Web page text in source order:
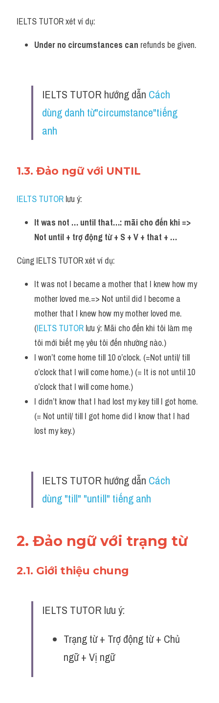
IELTS TUTOR xét ví dụ:
Under no circumstances can refunds be given.
IELTS TUTOR hướng dẫn Cách
dùng danh từ"circumstance"tiếng
anh
1.3. Đảo ngữ với UNTIL
IELTS TUTOR lưu ý:
It was not … until that…: mãi cho đến khi =>
Not until + trợ động từ + S + V + that + …
Cùng IELTS TUTOR xét ví dụ:
It was not I became a mother that I knew how my
mother loved me.=> Not until did I become a
mother that I knew how my mother loved me.
(IELTS TUTOR lưu ý: Mãi cho đến khi tôi làm mẹ
tôi mới biết mẹ yêu tôi đến nhường nào.)
I won’t come home till 10 o’clock. (=Not until/ till
o’clock that I will come home.) (= It is not until 10
o’clock that I will come home.)
I didn’t know that I had lost my key till I got home.
(= Not until/ till I got home did I know that I had
lost my key.)
IELTS TUTOR hướng dẫn Cách
dùng "till" "untill" tiếng anh
2. Đảo ngữ với trạng từ
2.1. Giới thiệu chung
IELTS TUTOR lưu ý:
Trạng từ + Trợ động từ + Chủ
ngữ + Vị ngữ